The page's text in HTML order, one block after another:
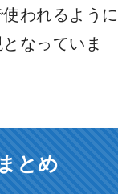
われるように
なっていま
とめ